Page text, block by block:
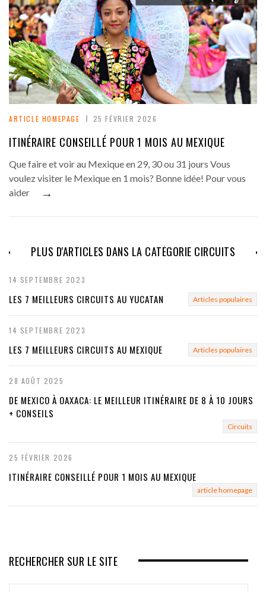
ARTICLE HOMEPAGE 25 FÉVRIER 2026
ITINÉRAIRE CONSEILLÉ POUR 1 MOIS AU MEXIQUE
Que faire et voir au Mexique en 29, 30 ou 31 jours Vous
voulez visiter le Mexique en 1 mois? Bonne idée! Pour vous
aider
→
PLUS D'ARTICLES DANS LA CATÉGORIE CIRCUITS
14 SEPTEMBRE 2023
LES 7 MEILLEURS CIRCUITS AU YUCATAN Articles populaires
14 SEPTEMBRE 2023
LES 7 MEILLEURS CIRCUITS AU MEXIQUE Articles populaires
28 AOÛT 2025
DE MEXICO À OAXACA: LE MEILLEUR ITINÉRAIRE DE 8 À 10 JOURS
+ CONSEILS
Circuits
25 FÉVRIER 2026
ITINÉRAIRE CONSEILLÉ POUR 1 MOIS AU MEXIQUE
article homepage
RECHERCHER SUR LE SITE